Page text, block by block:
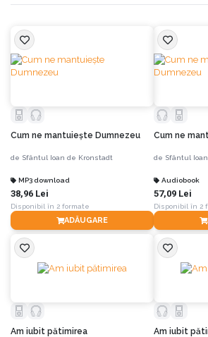
Cum ne mantuieşte Dumnezeu
de Sfântul Ioan de Kronstadt
MP3 download
38,96 Lei
Disponibil în 2 formate
ADĂUGARE
Cum ne
de Sfântul
Audiobook
57,09 Lei
Disponibil în 2
Am iubit pătimirea Am iubit